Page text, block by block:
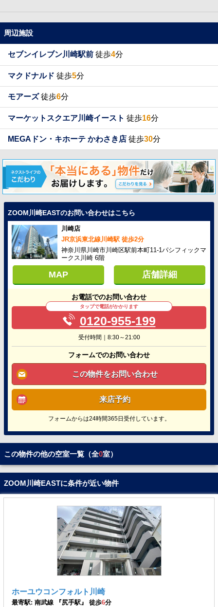
周辺施設
セブンイレブン川崎駅前 徒歩4分
マクドナルド 徒歩5分
モアーズ徒歩6分
マーケットスクエア川崎イースト 徒歩16分
MEGAドン・キホーテ かわさき店 徒歩30分
ZOOM川崎EASTのお問い合わせはこちら
川崎店
JR京浜東北線川崎駅 徒歩2分
神奈川県川崎市川崎区駅前本町11-1パシフィックマ
ークス川崎 6階
MAP 店舗詳細
お電話でのお問い合わせ
タップで電話がかかります
0120-955-199
受付時間｜8:30～21:00
フォームでのお問い合わせ
この物件をお問い合わせ
来店予約
フォームからは24時間365日受付しています。
この物件の他の空室一覧（全0室）
ZOOM川崎EASTに条件が近い物件
ホーユウコンフォルト川崎
最寄駅: 南武線 『尻手駅』 徒歩6分